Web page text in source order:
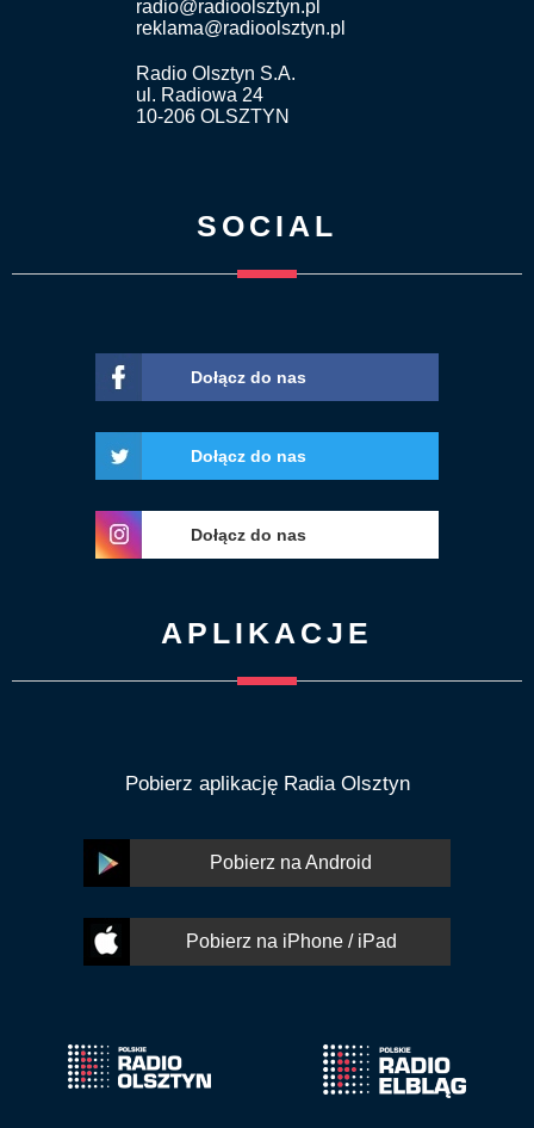
radio@radioolsztyn.pl
reklama@radioolsztyn.pl
Radio Olsztyn S.A.
ul. Radiowa 24
10-206 OLSZTYN
SOCIAL
Dołącz do nas
Dołącz do nas
Dołącz do nas
APLIKACJE
Pobierz aplikację Radia Olsztyn
Pobierz na Android
Pobierz na iPhone / iPad